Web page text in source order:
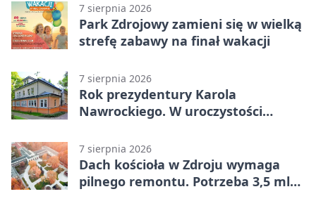
7 sierpnia 2026
Park Zdrojowy zamieni się w wielką
strefę zabawy na finał wakacji
7 sierpnia 2026
Rok prezydentury Karola
Nawrockiego. W uroczystości
7 sierpnia 2026
Dach kościoła w Zdroju wymaga
pilnego remontu. Potrzeba 3,5 mln